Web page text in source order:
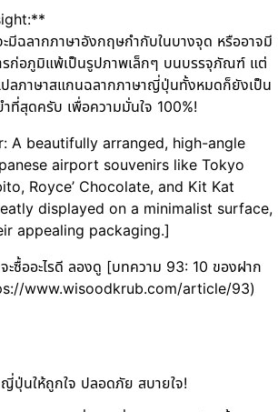
มีฉลากภาษาอังกฤษกำกับในบางจุด หรืออาจมี
ก่อภูมิแพ้เป็นรูปภาพเล็กๆ บนบรรจุภัณฑ์ แต่
ปลภาษาสแกนฉลากภาษาญี่ปุ่นทั้งหมดก็ยังเป็น
ที่สุดครับ เพื่อความมั่นใจ 100%!
A beautifully arranged, high-angle
airport souvenirs like Tokyo
Royce’ Chocolate, and Kit Kat
displayed on a minimalist surface,
appealing packaging.]
ะซื้ออะไรดี ลองดู [บทความ 93: 10 ของฝาก
www.wisoodkrub.com/article/93)
ปุ่นให้ถูกใจ ปลอดภัย สบายใจ!